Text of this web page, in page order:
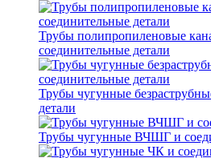
Трубы полипропиленовые
соединительные детали
Трубы чугунные
детали
Трубы чугунные ВЧШГ и